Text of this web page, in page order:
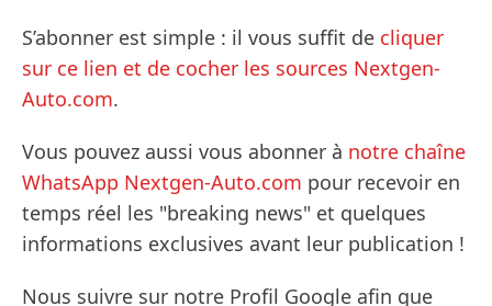
S’abonner est simple : il vous suffit de cliquer
sur ce lien et de cocher les sources Nextgen-
Auto.com.
Vous pouvez aussi vous abonner à notre chaîne
WhatsApp Nextgen-Auto.com pour recevoir en
temps réel les "breaking news" et quelques
informations exclusives avant leur publication !
Nous suivre sur notre Profil Google afin que